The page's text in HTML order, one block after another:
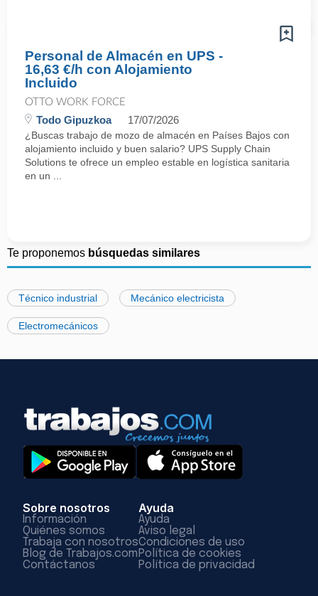
Personal de Almacén en UPS -
16,63 €/h con Alojamiento
Incluido
OTTO WORK FORCE
Todo Gipuzkoa 17/07/2026
¿Buscas trabajo de mozo de almacén en Países Bajos con
alojamiento incluido y buen salario? UPS Supply Chain
Solutions te ofrece un empleo estable en logística sanitaria
en un ...
Te proponemos búsquedas similares
Técnico industrial Mecánico electricista
Electromecánicos
Sobre nosotros
Información
Quiénes somos
Trabaja con nosotros
Blog de Trabajos.com
Contáctanos
Ayuda
Ayuda
Aviso legal
Condiciones de uso
Política de cookies
Política de privacidad